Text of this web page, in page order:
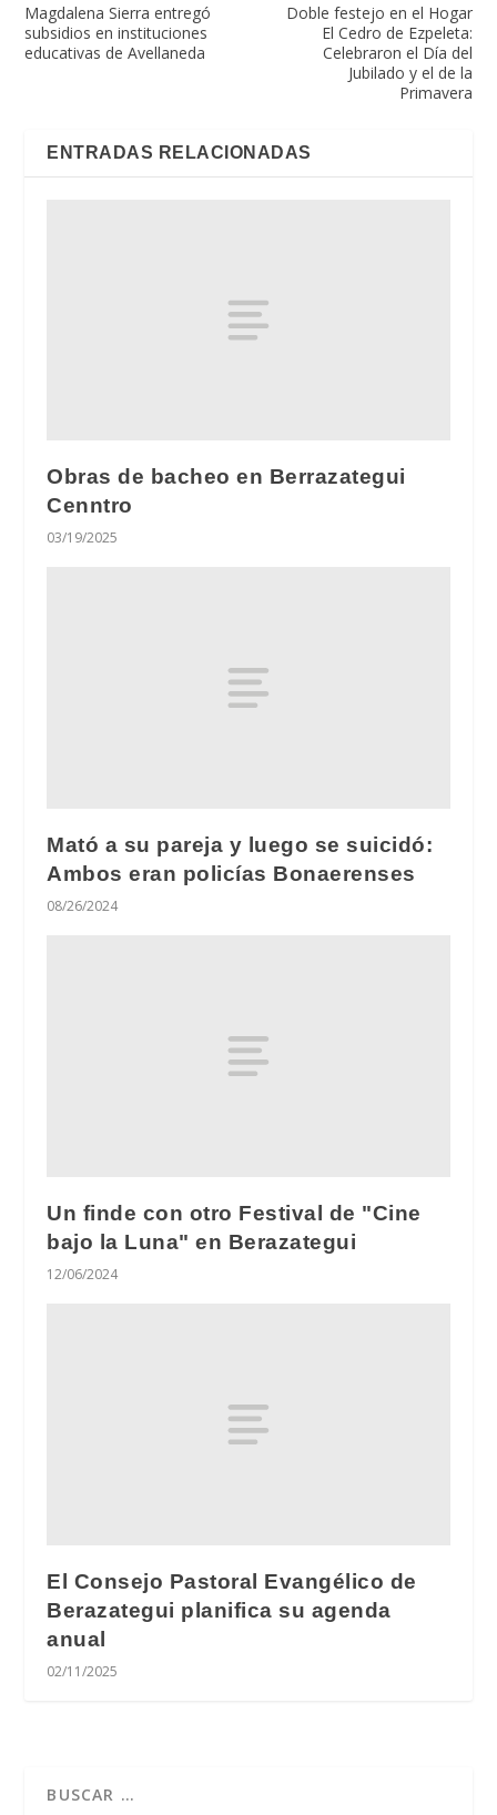
Magdalena Sierra entregó
subsidios en instituciones
educativas de Avellaneda
Doble festejo en el Hogar
El Cedro de Ezpeleta:
Celebraron el Día del
Jubilado y el de la
Primavera
ENTRADAS RELACIONADAS
Obras de bacheo en Berrazategui
Cenntro
03/19/2025
Mató a su pareja y luego se suicidó:
Ambos eran policías Bonaerenses
08/26/2024
Un finde con otro Festival de "Cine
bajo la Luna" en Berazategui
12/06/2024
El Consejo Pastoral Evangélico de
Berazategui planifica su agenda
anual
02/11/2025